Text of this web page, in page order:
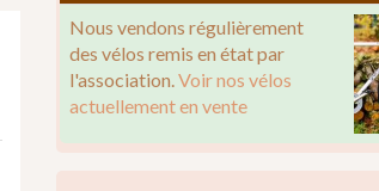
Nous vendons régulièrement
des vélos remis en état par
l'association.Voir nos vélos
actuellement en vente